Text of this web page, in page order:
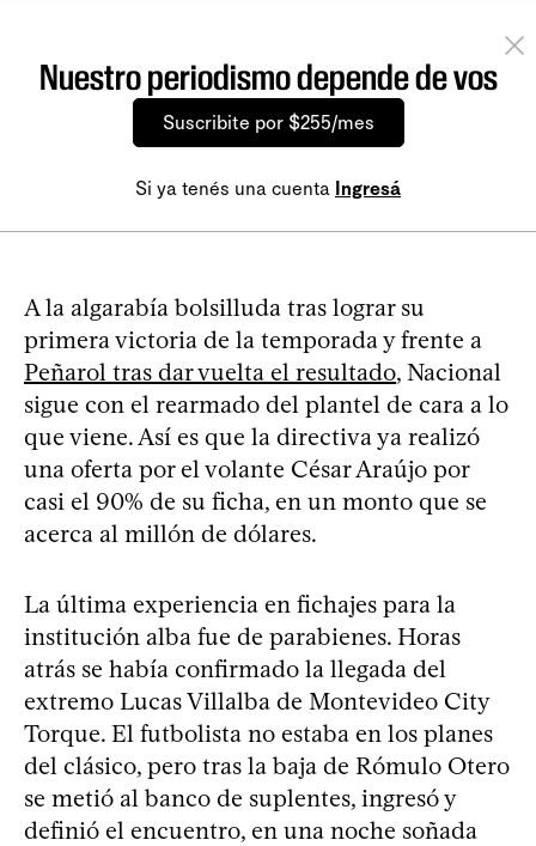
Nuestro periodismo depende de vos
Suscribite por $255/mes
Si ya tenés una cuenta Ingresá
A la algarabía bolsilluda tras lograr su
primera victoria de la temporada y frente a
Peñarol tras dar vuelta el resultado, Nacional
sigue con el rearmado del plantel de cara a lo
que viene. Así es que la directiva ya realizó
una oferta por el volante César Araújo por
casi el 90% de su ficha, en un monto que se
acerca al millón de dólares.
La última experiencia en fichajes para la
institución alba fue de parabienes. Horas
atrás se había confirmado la llegada del
extremo Lucas Villalba de Montevideo City
Torque. El futbolista no estaba en los planes
del clásico, pero tras la baja de Rómulo Otero
se metió al banco de suplentes, ingresó y
definió el encuentro, en una noche soñada